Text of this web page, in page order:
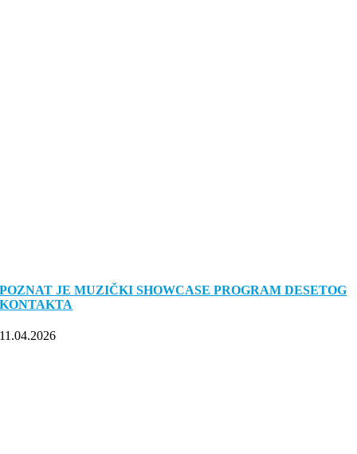
POZNAT JE MUZIČKI SHOWCASE PROGRAM DESETOG
KONTAKTA
11.04.2026